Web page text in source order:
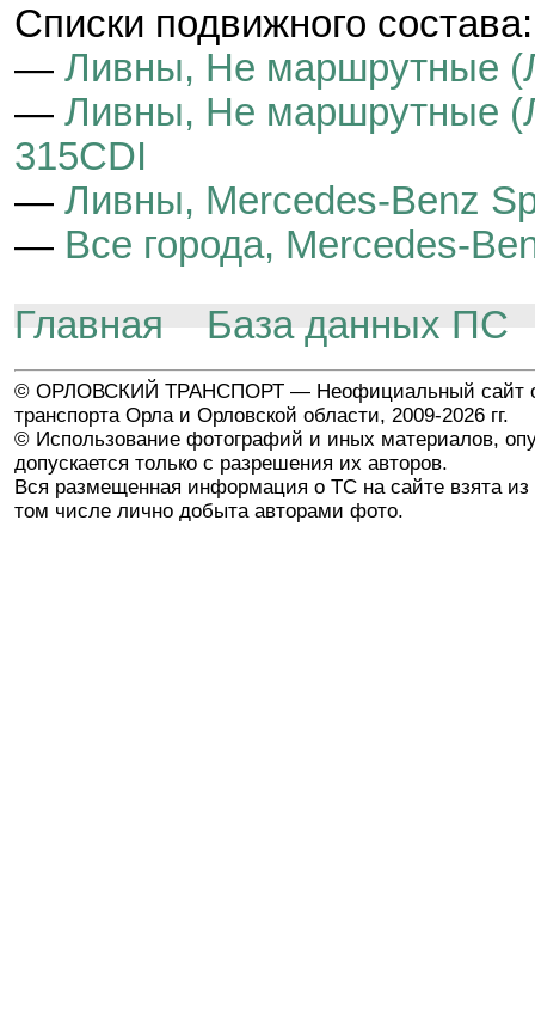
Cписки подвижного состава:
— Ливны, Не маршрутные
— Ливны, Не маршрутные
315CDI
— Ливны, Mercedes-Benz
— Все города, Mercedes-
Главная
База данных ПС
© ОРЛОВСКИЙ ТРАНСПОРТ — Неофициальный сайт
транспорта Орла и Орловской области, 2009-2026 гг.
© Использование фотографий и иных материалов,
допускается только с разрешения их авторов.
Вся размещенная информация о ТС на сайте взята из
том числе лично добыта авторами фото.